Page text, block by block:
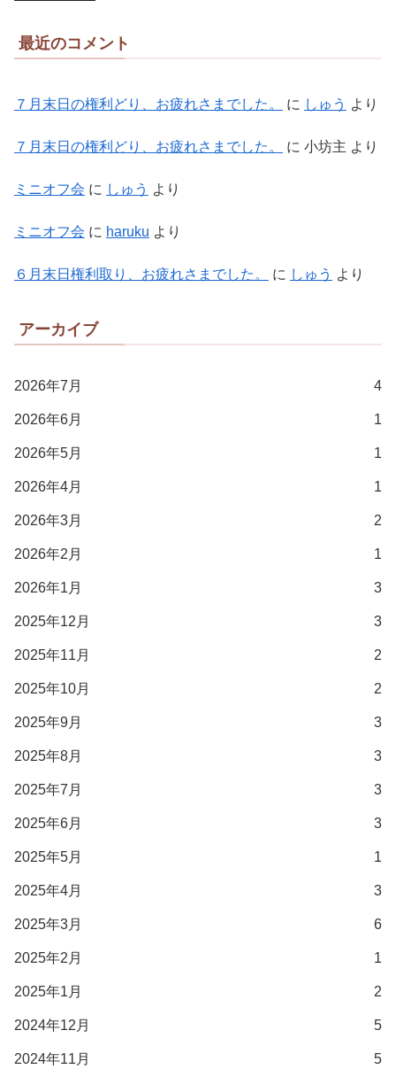
最近のコメント
７月末日の権利どり、お疲れさまでした。 に しゅう より
７月末日の権利どり、お疲れさまでした。 に 小坊主 より
ミニオフ会 に しゅう より
ミニオフ会 に haruku より
６月末日権利取り、お疲れさまでした。 に しゅう より
アーカイブ
2026年7月 4
2026年6月 1
2026年5月 1
2026年4月 1
2026年3月 2
2026年2月 1
2026年1月 3
2025年12月 3
2025年11月 2
2025年10月 2
2025年9月 3
2025年8月 3
2025年7月 3
2025年6月 3
2025年5月 1
2025年4月 3
2025年3月 6
2025年2月 1
2025年1月 2
2024年12月 5
2024年11月 5